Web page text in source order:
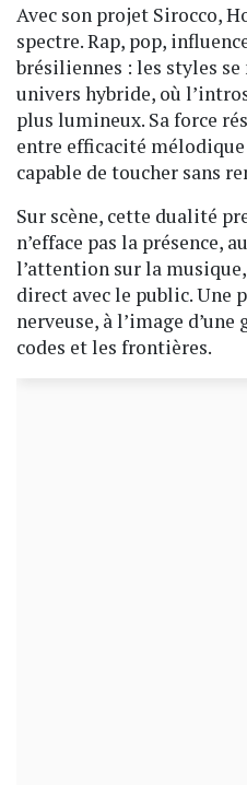
Avec son projet Sirocco,
spectre. Rap, pop,
brésiliennes : les styles
univers hybride, où
plus lumineux. Sa force
entre efficacité
capable de toucher sans
Sur scène, cette dualité
n’efface pas la présence,
l’attention sur la
direct avec le public. Une
nerveuse, à l’image
codes et les frontières.